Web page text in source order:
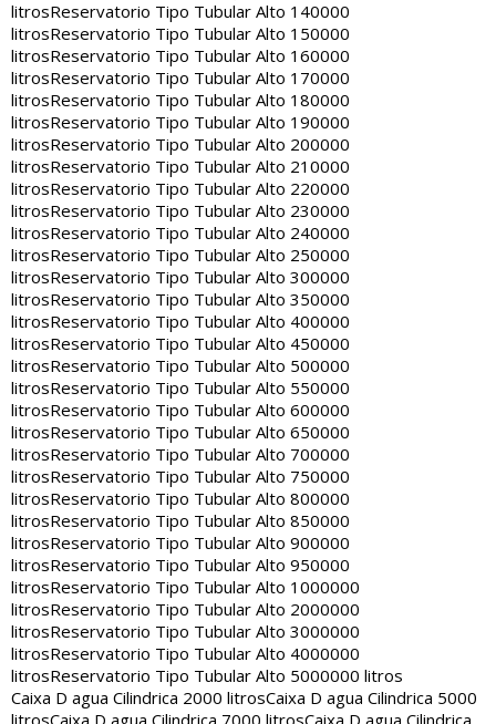
litrosReservatorio Tipo Tubular Alto 140000
litrosReservatorio Tipo Tubular Alto 150000
litrosReservatorio Tipo Tubular Alto 160000
litrosReservatorio Tipo Tubular Alto 170000
litrosReservatorio Tipo Tubular Alto 180000
litrosReservatorio Tipo Tubular Alto 190000
litrosReservatorio Tipo Tubular Alto 200000
litrosReservatorio Tipo Tubular Alto 210000
litrosReservatorio Tipo Tubular Alto 220000
litrosReservatorio Tipo Tubular Alto 230000
litrosReservatorio Tipo Tubular Alto 240000
litrosReservatorio Tipo Tubular Alto 250000
litrosReservatorio Tipo Tubular Alto 300000
litrosReservatorio Tipo Tubular Alto 350000
litrosReservatorio Tipo Tubular Alto 400000
litrosReservatorio Tipo Tubular Alto 450000
litrosReservatorio Tipo Tubular Alto 500000
litrosReservatorio Tipo Tubular Alto 550000
litrosReservatorio Tipo Tubular Alto 600000
litrosReservatorio Tipo Tubular Alto 650000
litrosReservatorio Tipo Tubular Alto 700000
litrosReservatorio Tipo Tubular Alto 750000
litrosReservatorio Tipo Tubular Alto 800000
litrosReservatorio Tipo Tubular Alto 850000
litrosReservatorio Tipo Tubular Alto 900000
litrosReservatorio Tipo Tubular Alto 950000
litrosReservatorio Tipo Tubular Alto 1000000
litrosReservatorio Tipo Tubular Alto 2000000
litrosReservatorio Tipo Tubular Alto 3000000
litrosReservatorio Tipo Tubular Alto 4000000
litrosReservatorio Tipo Tubular Alto 5000000 litros
Caixa D agua Cilindrica 2000 litrosCaixa D agua Cilindrica 5000